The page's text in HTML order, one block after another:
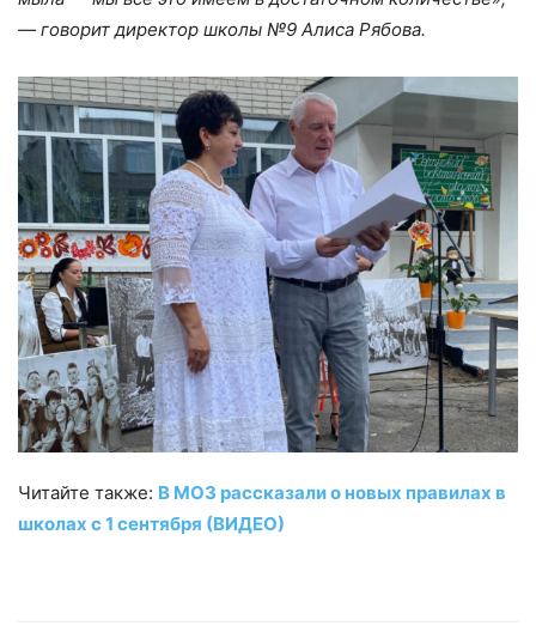
— говорит директор школы №9 Алиса Рябова.
Читайте также: В МОЗ рассказали о новых правилах в
школах с 1 сентября (ВИДЕО)